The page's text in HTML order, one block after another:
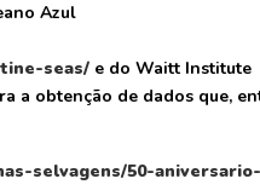
Azul
seas/ e do Waitt Institute
a obtenção de dados que,
selvagens/50-